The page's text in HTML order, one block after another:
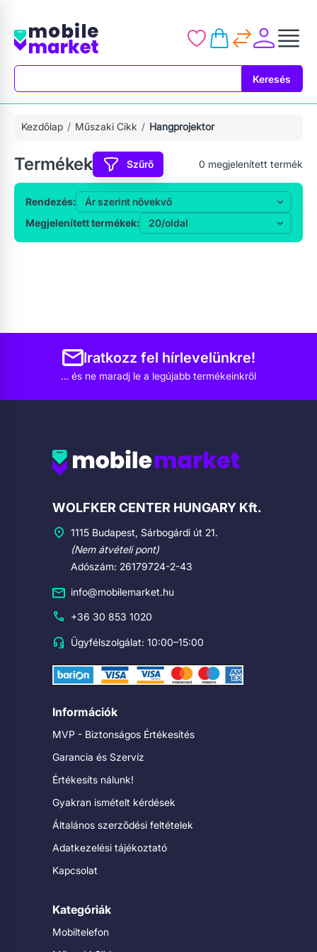
Keresés
Kezdőlap Műszaki Cikk Hangprojektor
Termékek Szűrő 0 megjelenített termék
Rendezés:
Megjelenített termékek:
Iratkozz fel hírlevelünkre!
… és ne maradj le a legújabb termékeinkről
Cégadatok
WOLFKER CENTER HUNGARY Kft.
1115 Budapest, Sárbogárdi út 21.
(Nem átvételi pont)
Adószám: 26179724-2-43
info@mobilemarket.hu
+36 30 853 1020
Ügyfélszolgálat: 10:00–15:00
Információk
MVP - Biztonságos Értékesítés
Garancia és Szervíz
Értékesíts nálunk!
Gyakran ismételt kérdések
Általános szerződési feltételek
Adatkezelési tájékoztató
Kapcsolat
Kategóriák
Mobiltelefon